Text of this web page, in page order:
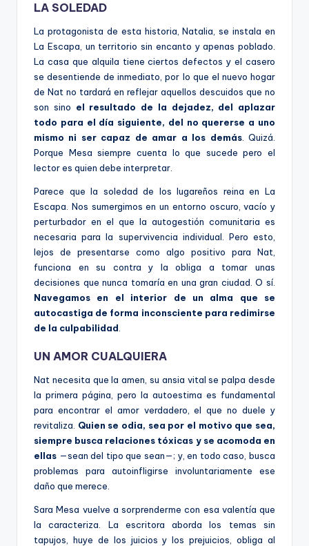
LA SOLEDAD
La protagonista de esta historia, Natalia, se instala en
La Escapa, un territorio sin encanto y apenas poblado.
La casa que alquila tiene ciertos defectos y el casero
se desentiende de inmediato, por lo que el nuevo hogar
de Nat no tardará en reflejar aquellos descuidos que no
son sino el resultado de la dejadez, del aplazar
todo para el día siguiente, del no quererse a uno
mismo ni ser capaz de amar a los demás. Quizá.
Porque Mesa siempre cuenta lo que sucede pero el
lector es quien debe interpretar.
Parece que la soledad de los lugareños reina en La
Escapa. Nos sumergimos en un entorno oscuro, vacío y
perturbador en el que la autogestión comunitaria es
necesaria para la supervivencia individual. Pero esto,
lejos de presentarse como algo positivo para Nat,
funciona en su contra y la obliga a tomar unas
decisiones que nunca tomaría en una gran ciudad. O sí.
Navegamos en el interior de un alma que se
autocastiga de forma inconsciente para redimirse
de la culpabilidad.
UN AMOR CUALQUIERA
Nat necesita que la amen, su ansia vital se palpa desde
la primera página, pero la autoestima es fundamental
para encontrar el amor verdadero, el que no duele y
revitaliza. Quien se odia, sea por el motivo que sea,
siempre busca relaciones tóxicas y se acomoda en
ellas —sean del tipo que sean—; y, en todo caso, busca
problemas para autoinfligirse involuntariamente ese
daño que merece.
Sara Mesa vuelve a sorprenderme con esa valentía que
la caracteriza. La escritora aborda los temas sin
tapujos, huye de los juicios y los prejuicios, obliga al